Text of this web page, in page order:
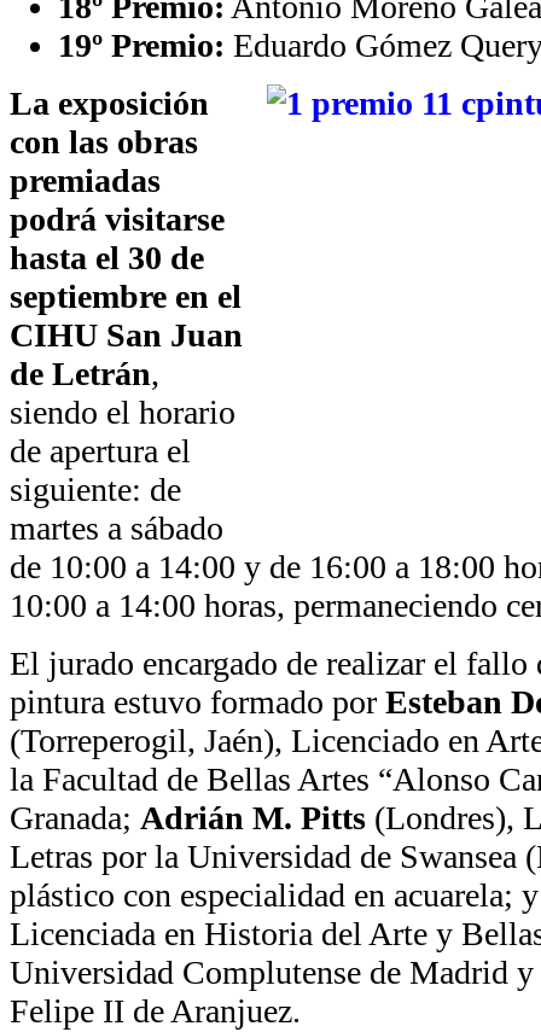
19º Premio: Eduardo Gómez
La exposición
con las obras
premiadas
podrá visitarse
hasta el 30 de
septiembre en el
CIHU San Juan
de Letrán,
siendo el horario
de apertura el
siguiente: de
martes a sábado
de 10:00 a 14:00 y de 16:00 a 18:00
10:00 a 14:00 horas, permaneciendo
El jurado encargado de realizar el fallo
pintura estuvo formado por Esteban
(Torreperogil, Jaén), Licenciado en
la Facultad de Bellas Artes “Alonso
Granada; Adrián M. Pitts (Londres),
Letras por la Universidad de Swansea
plástico con especialidad en acuarela;
Licenciada en Historia del Arte y
Universidad Complutense de Madrid
Felipe II de Aranjuez.